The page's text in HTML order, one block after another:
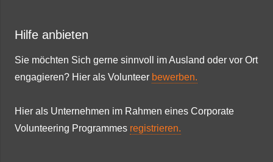
Hilfe anbieten
Sie möchten Sich gerne sinnvoll im Ausland oder vor Ort
engagieren? Hier als Volunteer bewerben.
Hier als Unternehmen im Rahmen eines Corporate
Volunteering Programmes registrieren.